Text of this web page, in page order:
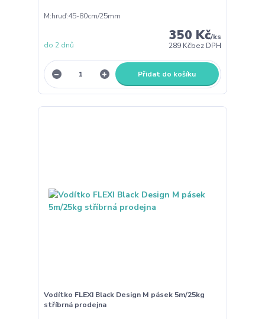
M:hruď:45-80cm/25mm
350 Kč/ks
289 Kčbez DPH
do 2 dnů
Přidat do košíku
Vodítko FLEXI Black Design M pásek 5m/25kg
stříbrná prodejna